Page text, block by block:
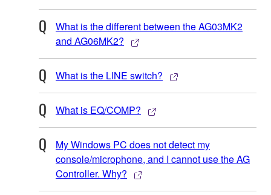
What is the different between the AG03MK2
and AG06MK2?
What is the LINE switch?
What is EQ/COMP?
My Windows PC does not detect my
console/microphone, and I cannot use the AG
Controller. Why?